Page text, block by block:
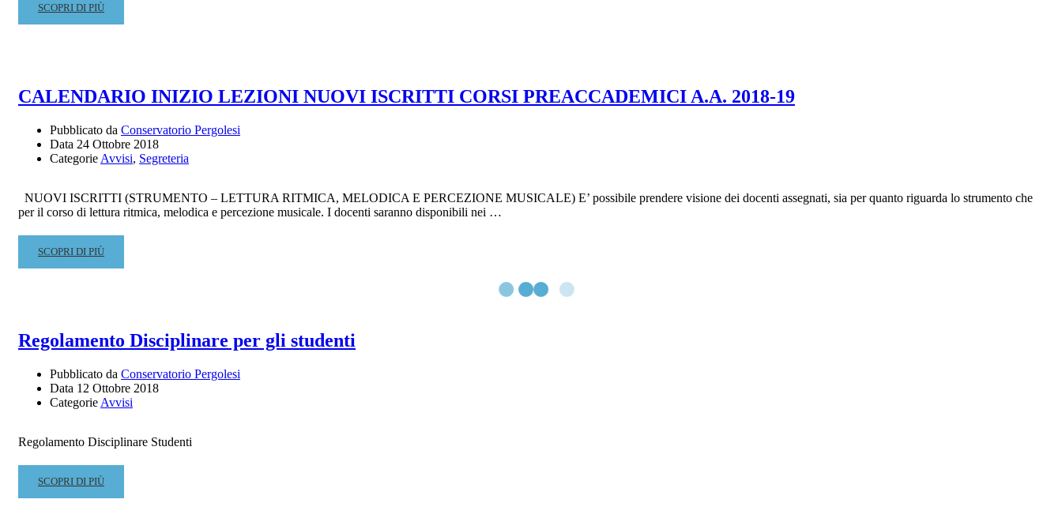
READ
MORE
–
A.A.
2018-
19
SCOPRI DI PIÙ
CALENDARIO INIZIO LEZIONI NUOVI ISCRITTI CORSI PREACCADEMICI A.A. 2018-19
Pubblicato da Conservatorio Pergolesi
Data 24 Ottobre 2018
Categorie Avvisi, Segreteria
NUOVI ISCRITTI (STRUMENTO – LETTURA RITMICA, MELODICA E PERCEZIONE MUSICALE) E’ possibile prendere visione dei docenti assegnati, sia per quanto riguarda lo strumento che
per il corso di lettura ritmica, melodica e percezione musicale. I docenti saranno disponibili nei …
READ
MORE
NUOVI
CORSI
PREACCADEMICI
A.A.
19
SCOPRI DI PIÙ
Regolamento Disciplinare per gli studenti
Pubblicato da Conservatorio Pergolesi
Data 12 Ottobre 2018
Categorie Avvisi
Regolamento Disciplinare Studenti
READ
MORE
SCOPRI DI PIÙ